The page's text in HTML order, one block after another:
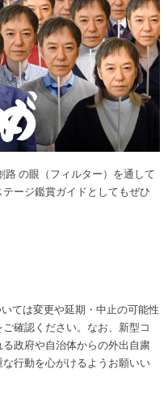
の眼（フィルター）を通して
ージ鑑賞ガイドとしてもぜひ
ては変更や延期・中止の可能性
確認ください。なお、新型コ
政府や自治体からの外出自粛
行動を心がけるようお願いい